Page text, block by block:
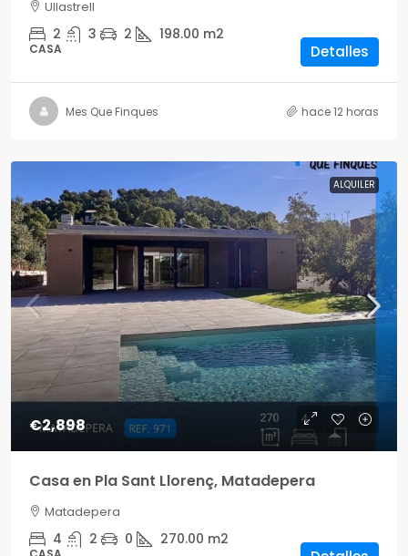
Ullastrell
2 3 2 198.00 m2
CASA Detalles
Mes Que Finques hace 12 horas
ALQUILER
€2,898
Casa en Pla Sant Llorenç, Matadepera
Matadepera
4 2 0 270.00 m2